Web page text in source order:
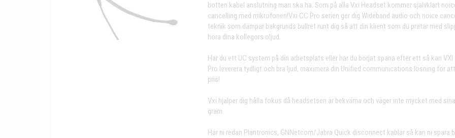
botten kabel anslutning man ska ha. Som på alla Vxi Headset kommer självklart
cancelling med mikrofonen!Vxi CC Pro serien ger dig Wideband audio och noice
teknik som dämpar bakgrunds bullret runt dig så att din klient som du pratar med
höra dina kollegors oljud.
Har du ett UC system på din arbetsplats eller har du börjat spana efter ett så kan VXI
Pro leverera tydligt och bra ljud, maximera din Unified communications lösning för
pris!
Vxi hjälper dig hålla fokus då headsetsen är bekväma och väger inte mycket med
gram.
Har ni redan Plantronics, GNNetcom/Jabra Quick disconnect kablar så kan ni spara